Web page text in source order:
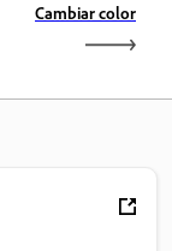
Cambiar color